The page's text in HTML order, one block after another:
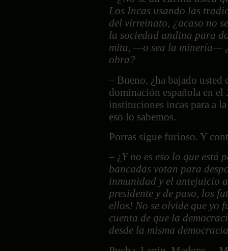
Los Incas usando las
del virreinato, ¿acaso no
la sociedad andina para
mita, —o sea la minería—
obra?
– Bueno, ¿ha bajado usted
dominación española en
instituciones incas para a
eso lo sabemos.
Porras sigue furioso. Y
– ¿Y no es eso lo que está
bancadas votan para
inmunidad y el antejuicio
presidente y de paso, los
ellos! No se olvide que yo
cuenta de que la
desde la misma